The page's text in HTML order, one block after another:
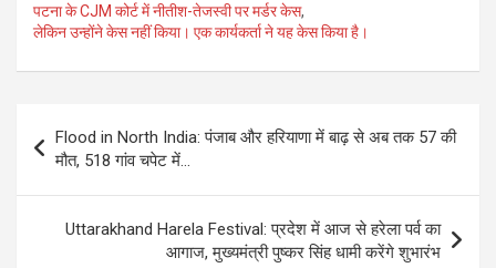
पटना के CJM कोर्ट में नीतीश-तेजस्वी पर मर्डर केस,
लेकिन उन्होंने केस नहीं किया। एक कार्यकर्ता ने यह केस किया है।
navigation
Flood in North India: पंजाब और हरियाणा में बाढ़ से अब तक 57 की
मौत, 518 गांव चपेट में…
Uttarakhand Harela Festival: प्रदेश में आज से हरेला पर्व का
आगाज, मुख्यमंत्री पुष्कर सिंह धामी करेंगे शुभारंभ